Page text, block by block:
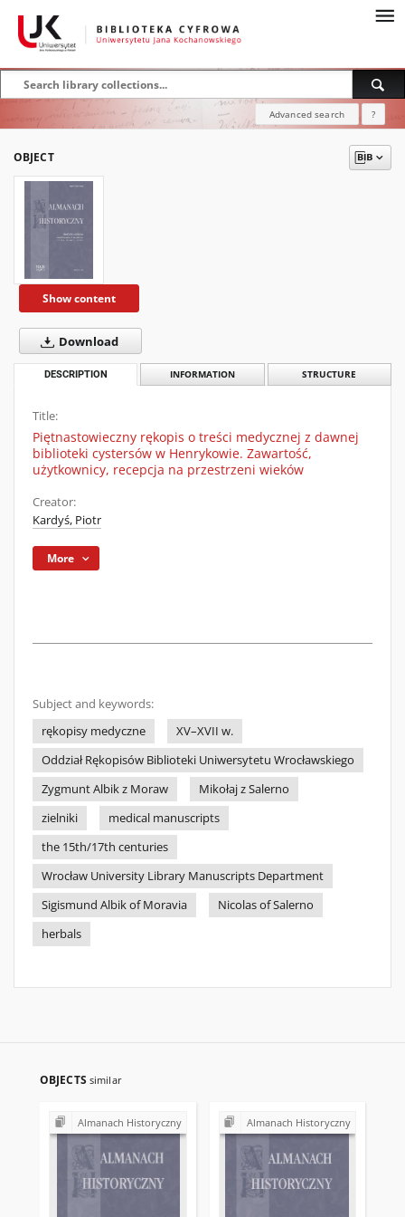
Advanced search ?
OBJECT
Show content
Download
DESCRIPTION INFORMATION STRUCTURE
Title:
Piętnastowieczny rękopis o treści medycznej z dawnej
biblioteki cystersów w Henrykowie. Zawartość,
użytkownicy, recepcja na przestrzeni wieków
Creator:
Kardyś, Piotr
More
Subject and keywords:
rękopisy medyczne
XV–XVII w.
Oddział Rękopisów Biblioteki Uniwersytetu Wrocławskiego
Zygmunt Albik z Moraw
Mikołaj z Salerno
zielniki
medical manuscripts
the 15th/17th centuries
Wrocław University Library Manuscripts Department
Sigismund Albik of Moravia
Nicolas of Salerno
herbals
OBJECTS similar
Almanach Historyczny Almanach Historyczny